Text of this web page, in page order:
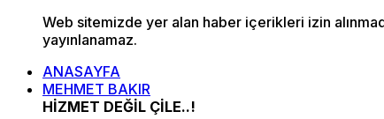
Web sitemizde yer alan haber içerikleri izin
yayınlanamaz.
ANASAYFA
MEHMET BAKIR
HİZMET DEĞİL ÇİLE..!